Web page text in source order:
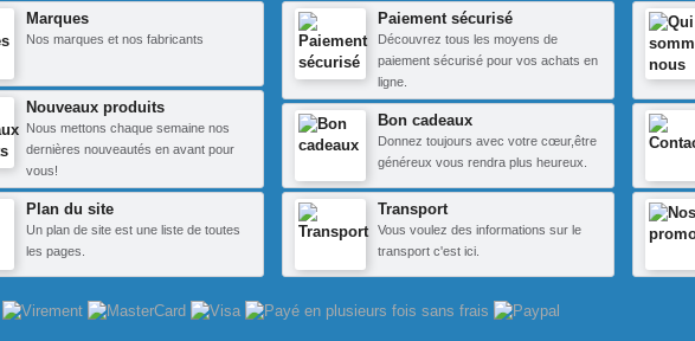
Marques
Nos marques et nos fabricants
Nouveaux produits
Nous mettons chaque semaine nos
dernières nouveautés en avant pour
vous!
Plan du site
Un plan de site est une liste de toutes
les pages.
Paiement sécurisé
Découvrez tous les moyens de
paiement sécurisé pour vos achats en
ligne.
Bon cadeaux
Donnez toujours avec votre cœur,être
généreux vous rendra plus heureux.
Transport
Vous voulez des informations sur le
transport c'est ici.